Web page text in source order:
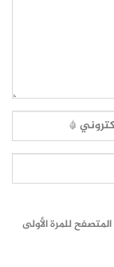
للمرة الأولى